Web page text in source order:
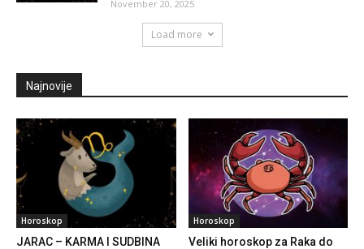
November 20, 2025
Load more
Najnovije
Horoskop
JARAC – KARMA I SUDBINA
Horoskop
Veliki horoskop za Raka do